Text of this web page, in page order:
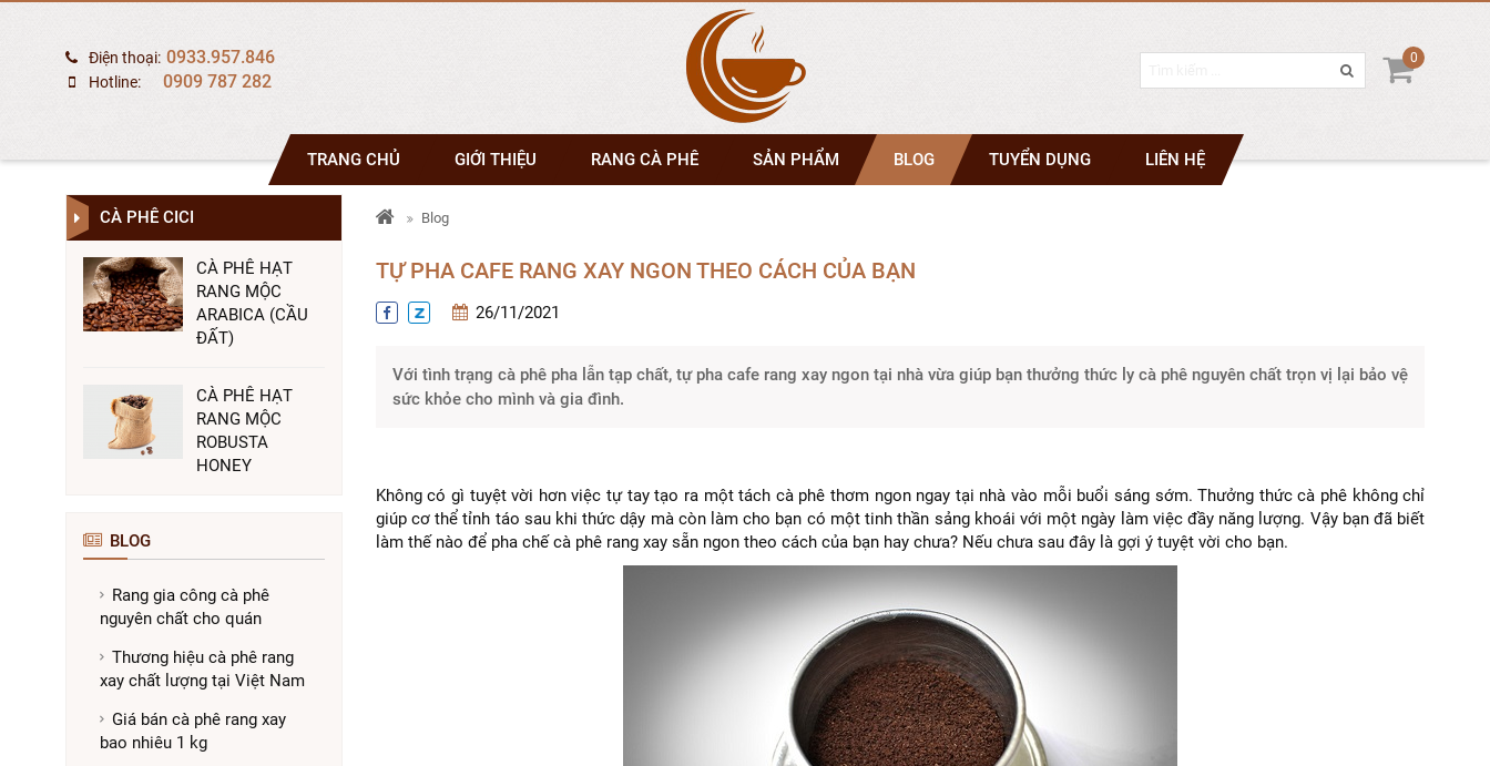
Điện thoại: 0933.957.846
Hotline: 0909 787 282
0
TRANG CHỦ GIỚI THIỆU RANG CÀ PHÊ SẢN PHẨM BLOG TUYỂN DỤNG LIÊN HỆ
CÀ PHÊ CICI
CÀ PHÊ HẠT
RANG MỘC
ARABICA (CẦU
ĐẤT)
CÀ PHÊ HẠT
RANG MỘC
ROBUSTA
HONEY
BLOG
Rang gia công cà phê
nguyên chất cho quán
Thương hiệu cà phê rang
xay chất lượng tại Việt Nam
Giá bán cà phê rang xay
bao nhiêu 1 kg
Blog
TỰ PHA CAFE RANG XAY NGON THEO CÁCH CỦA BẠN
26/11/2021
Với tình trạng cà phê pha lẫn tạp chất, tự pha cafe rang xay ngon tại nhà vừa giúp bạn thưởng thức ly cà phê nguyên chất trọn vị lại bảo vệ
sức khỏe cho mình và gia đình.
Không có gì tuyệt vời hơn việc tự tay tạo ra một tách cà phê thơm ngon ngay tại nhà vào mỗi buổi sáng sớm. Thưởng thức cà phê không chỉ
giúp cơ thể tỉnh táo sau khi thức dậy mà còn làm cho bạn có một tinh thần sảng khoái với một ngày làm việc đầy năng lượng. Vậy bạn đã biết
làm thế nào để pha chế cà phê rang xay sẵn ngon theo cách của bạn hay chưa? Nếu chưa sau đây là gợi ý tuyệt vời cho bạn.